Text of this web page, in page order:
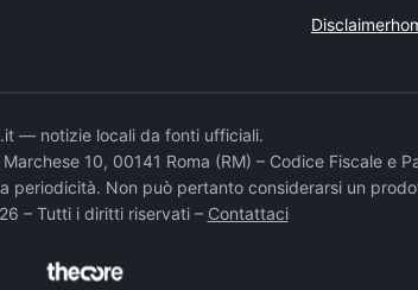
Disclaimer
— notizie locali da fonti ufficiali.
10, 00141 Roma (RM) – Codice Fiscale e
Non può pertanto considerarsi un
– Tutti i diritti riservati – Contattaci